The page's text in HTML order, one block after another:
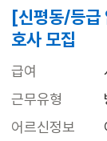
[신평동/등급
호사 모집
급여
근무유형
어르신정보